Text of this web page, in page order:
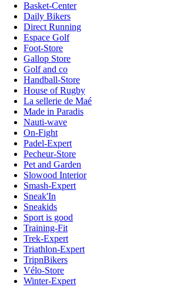
Basket-Center
Daily Bikers
Direct Running
Espace Golf
Foot-Store
Gallop Store
Golf and co
Handball-Store
House of Rugby
La sellerie de Maé
Made in Paradis
Nauti-wave
On-Fight
Padel-Expert
Pecheur-Store
Pet and Garden
Slowood Interior
Smash-Expert
Sneak'In
Sneakids
Sport is good
Training-Fit
Trek-Expert
Triathlon-Expert
TripnBikers
Vélo-Store
Winter-Expert